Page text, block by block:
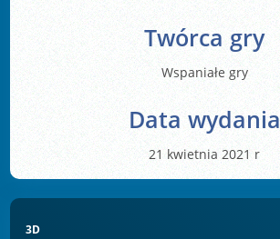
Twórca gry
Wspaniałe gry
Data wydania
21 kwietnia 2021 r
3D